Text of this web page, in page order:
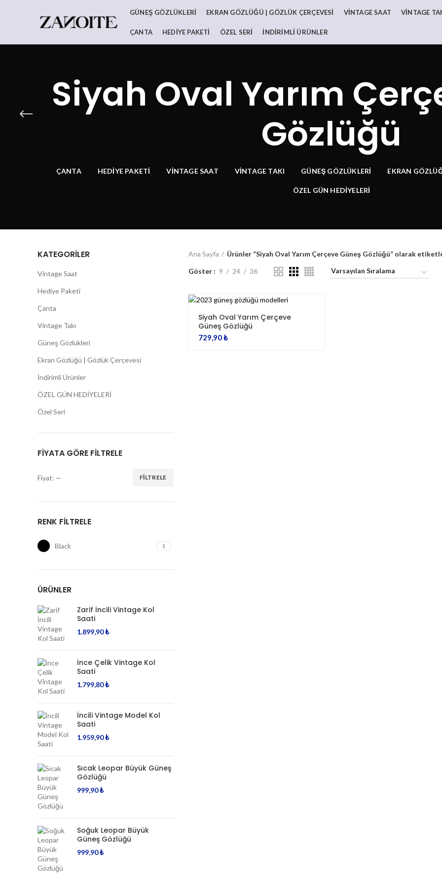
GÜNEŞ GÖZLÜKLERI EKRAN GÖZLÜĞÜ | GÖZLÜK ÇERÇEVESI VINTAGE SAAT VINTAGE
ÇANTA HEDIYE PAKETI ÖZEL SERI İNDIRIMLI ÜRÜNLER
Siyah Oval Yarım
Gözlüğü
ÇANTA HEDIYE PAKETI VINTAGE SAAT VINTAGE TAKI GÜNEŞ GÖZLÜKLERI EKRAN
ÖZEL GÜN HEDİYELERİ
Ana Sayfa Ürünler “Siyah Oval Yarım Çerçeve Güneş Gözlüğü” olarak
Göster 9 24 36
Siyah Oval Yarım Çerçeve
Güneş Gözlüğü
729,90₺
KATEGORILER
Vintage Saat
Hediye Paketi
Çanta
Vintage Takı
Güneş Gözlükleri
Ekran Gözlüğü | Gözlük Çerçevesi
İndirimli Ürünler
ÖZEL GÜN HEDİYELERİ
Özel Seri
FIYATA GÖRE FILTRELE
En
fiyat
En
fiyat
FILTRELE
Fiyat: —
RENK FILTRELE
Black 1
ÜRÜNLER
Zarif İncili Vintage Kol
Saati
1.899,90₺
İnce Çelik Vintage Kol
Saati
1.799,80₺
İncili Vintage Model Kol
Saati
1.959,90₺
Sıcak Leopar Büyük Güneş
Gözlüğü
999,90₺
Soğuk Leopar Büyük
Güneş Gözlüğü
999,90₺